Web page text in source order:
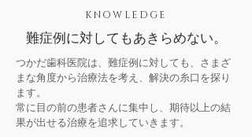
KNOWLEDGE
難症例に対してもあきらめない。
つかだ歯科医院は、難症例に対しても、さまざ
まな角度から治療法を考え、解決の糸口を探り
ます。
常に目の前の患者さんに集中し、期待以上の結
果が出せる治療を追求していきます。